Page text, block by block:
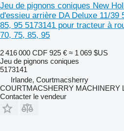
Jeu de pignons coniques New
d'essieu arrière DA Deluxe 11/39
85, 95 5173141 pour tracteur à
70, 75, 85, 95
2 416 000 CDF 925 € ≈ 1 069 $US
Jeu de pignons coniques
5173141
Irlande, Courtmacsherry
COURTMACSHERRY MACHINERY
Contacter le vendeur